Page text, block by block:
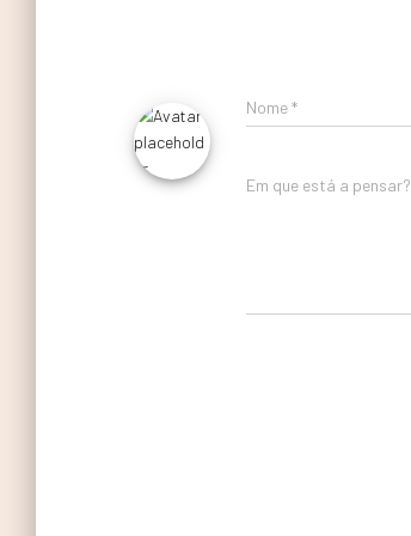
Nome*
Em que está a pensar?